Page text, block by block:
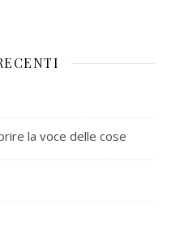
la voce delle cose